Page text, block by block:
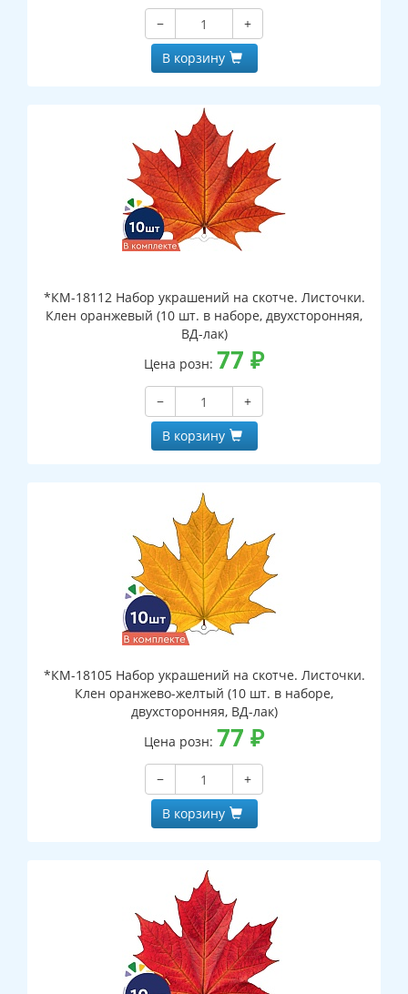
−
+
В корзину
*КМ-18112 Набор украшений на скотче. Листочки.
Клен оранжевый (10 шт. в наборе, двухсторонняя,
ВД-лак)
Цена розн: 77 ₽
−
+
В корзину
*КМ-18105 Набор украшений на скотче. Листочки.
Клен оранжево-желтый (10 шт. в наборе,
двухсторонняя, ВД-лак)
Цена розн: 77 ₽
−
+
В корзину